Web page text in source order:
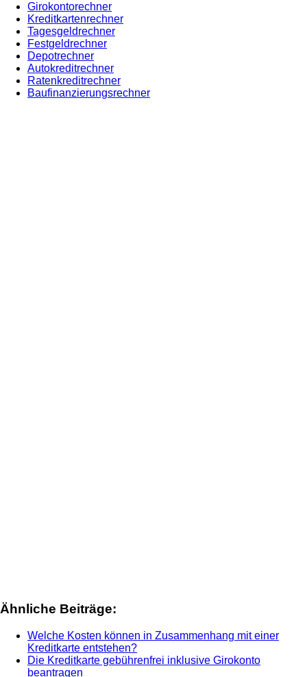
Girokontorechner
Kreditkartenrechner
Tagesgeldrechner
Festgeldrechner
Depotrechner
Autokreditrechner
Ratenkreditrechner
Baufinanzierungsrechner
Ähnliche Beiträge:
Welche Kosten können in Zusammenhang mit einer
Kreditkarte entstehen?
Die Kreditkarte gebührenfrei inklusive Girokonto
beantragen